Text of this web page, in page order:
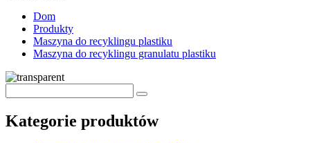
Dom
Produkty
Maszyna do recyklingu plastiku
Maszyna do recyklingu granulatu plastiku
Kategorie produktów